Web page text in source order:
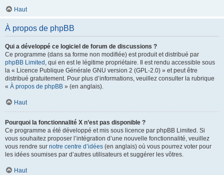
Haut
À propos de phpBB
Qui a développé ce logiciel de forum de discussions ?
Ce programme (dans sa forme non modifiée) est produit et distribué par
phpBB Limited , qui en est le légitime propriétaire. Il est rendu accessible sous
la « Licence Publique Générale GNU version 2 (GPL-2.0) » et peut être
distribué gratuitement. Pour plus d’informations, veuillez consulter la rubrique
« À propos de phpBB » (en anglais).
Haut
Pourquoi la fonctionnalité X n’est pas disponible ?
Ce programme a été développé et mis sous licence par phpBB Limited. Si
vous souhaitez proposer l’intégration d’une nouvelle fonctionnalité, veuillez
vous rendre sur notre centre d’idées (en anglais) où vous pourrez voter pour
les idées soumises par d’autres utilisateurs et suggérer les vôtres.
Haut